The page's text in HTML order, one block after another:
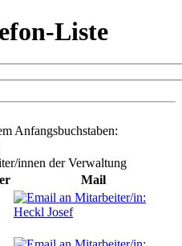
Liste
Anfangsbuchstaben:
innen der Verwaltung
Mail